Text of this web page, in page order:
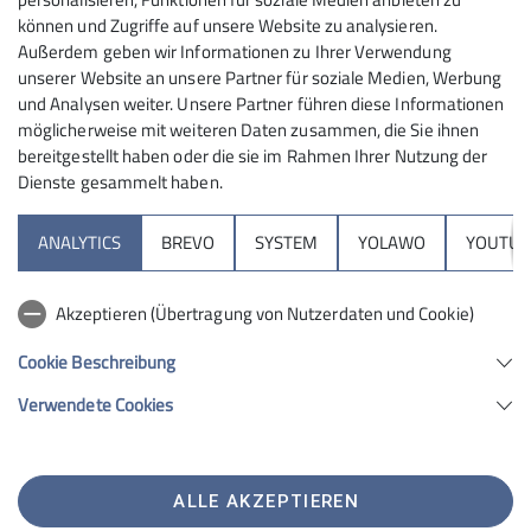
spielt es keine Rolle, ob im Hochgebirge,
im Mittelgebirge oder im Flachland
gewandert wird. Besonders die
gebirgsfernen Sektionen erwandern sich
ihre unmittelbare Umgebung oder sind
auch mehrtägig in ferneren Landschaften
unterwegs.
Die Wandergruppe der Sektion
Schwabach unternimmt verschiedene
Umgebung. Meist zweimal im Jahr wird
eine Wanderfahrt durchgeführt. Hier
werden Wanderungen oder Bergtouren
im Alpenraum oder auch
Kurze gesicherte Felspassagen, ohne
30.10.2024 / 08.11.2024
Programm
DAV
91126 Schwabach
Telefon +49912213885
können und Zugriffe auf unsere Website zu analysieren.
Außerdem geben wir Informationen zu Ihrer Verwendung
unserer Website an unsere Partner für soziale Medien, Werbung
und Analysen weiter. Unsere Partner führen diese Informationen
möglicherweise mit weiteren Daten zusammen, die Sie ihnen
bereitgestellt haben oder die sie im Rahmen Ihrer Nutzung der
Dienste gesammelt haben.
ANALYTICS BREVO SYSTEM YOLAWO
Akzeptieren (Übertragung von Nutzerdaten und Cookie)
Cookie Beschreibung
Verwendete Cookies
ALLE AKZEPTIEREN